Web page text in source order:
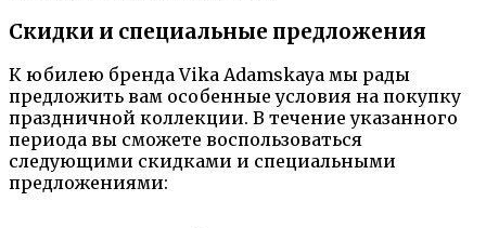
Скидки и специальные предложения
К юбилею бренда Vika Adamskaya мы рады
предложить вам особенные условия на покупку
праздничной коллекции. В течение указанного
периода вы сможете воспользоваться
следующими скидками и специальными
предложениями: